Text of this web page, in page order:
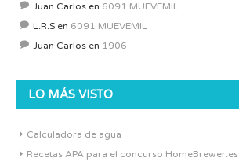
Juan Carlos en 6091 MUEVEMIL
L.R.S en 6091 MUEVEMIL
Juan Carlos en 1906
LO MÁS VISTO
Calculadora de agua
Recetas APA para el concurso HomeBrewer.es